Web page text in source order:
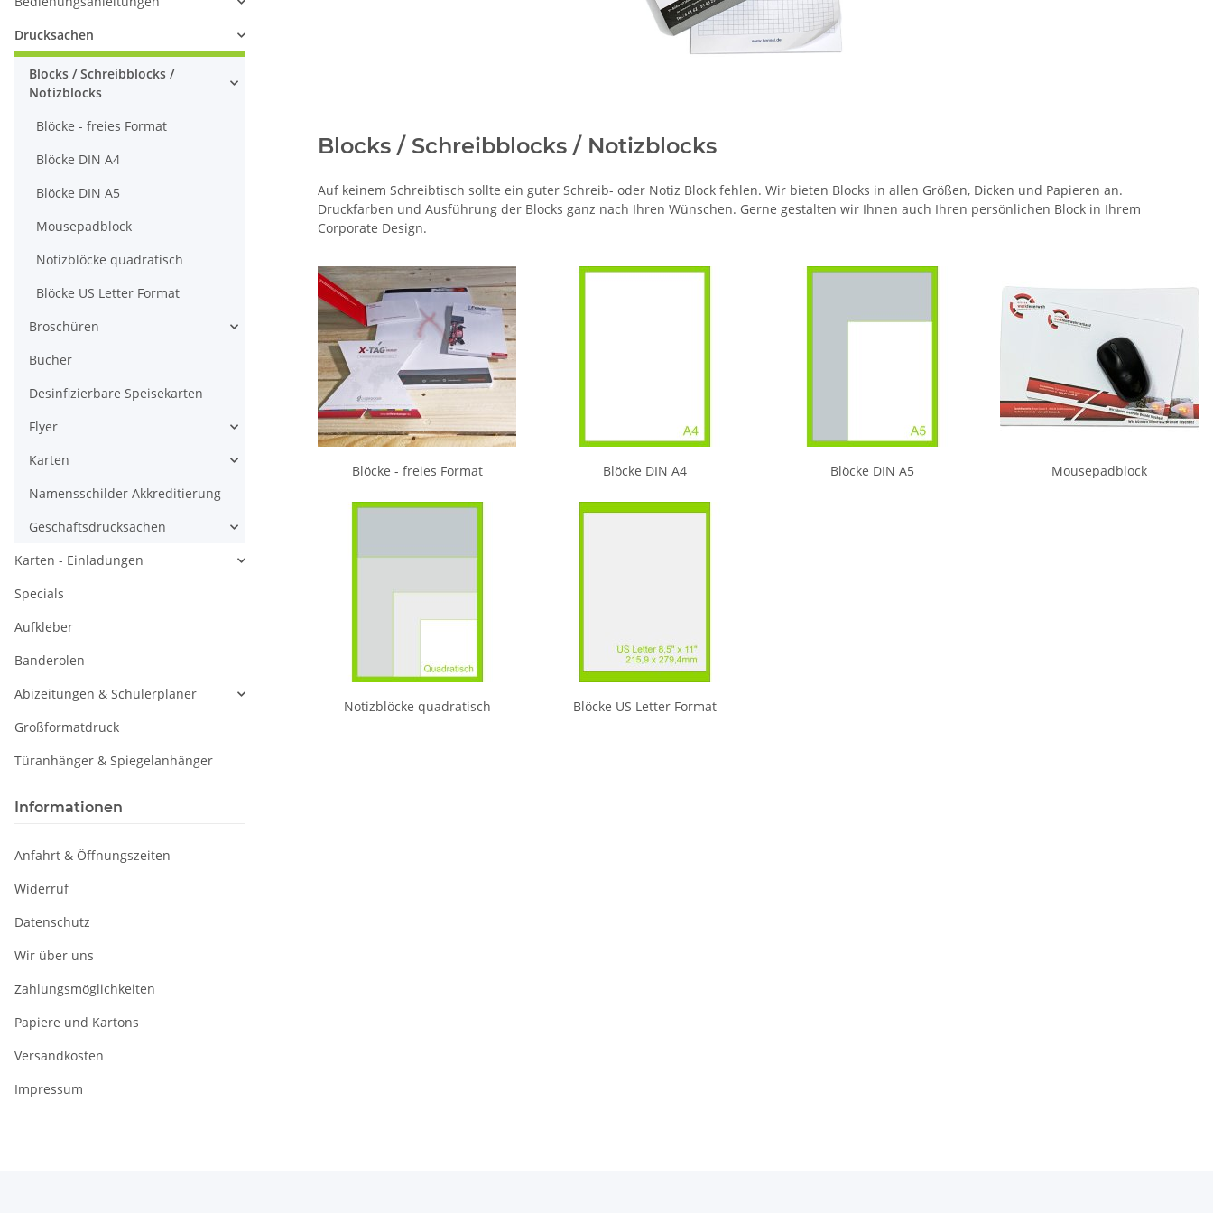
Blocks / Schreibblocks / Notizblocks
Auf keinem Schreibtisch sollte ein guter Schreib- oder Notiz Block fehlen. Wir bieten Blocks in allen Größen, Dicken und Papieren an.
Druckfarben und Ausführung der Blocks ganz nach Ihren Wünschen. Gerne gestalten wir Ihnen auch Ihren persönlichen Block in Ihrem
Corporate Design.
Blöcke - freies Format Blöcke DIN A4 Blöcke DIN A5 Mousepadblock
Notizblöcke quadratisch Blöcke US Letter Format
Drucksachen
Blocks / Schreibblocks /
Notizblocks
Blöcke - freies Format
Blöcke DIN A4
Blöcke DIN A5
Mousepadblock
Notizblöcke quadratisch
Blöcke US Letter Format
Broschüren
Bücher
Desinfizierbare Speisekarten
Flyer
Karten
Namensschilder Akkreditierung
Geschäftsdrucksachen
Karten - Einladungen
Specials
Aufkleber
Banderolen
Abizeitungen & Schülerplaner
Großformatdruck
Türanhänger & Spiegelanhänger
Informationen
Anfahrt & Öffnungszeiten
Widerruf
Datenschutz
Wir über uns
Zahlungsmöglichkeiten
Papiere und Kartons
Versandkosten
Impressum